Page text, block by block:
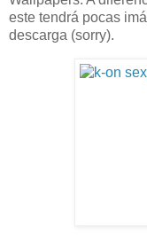
este tendrá pocas
descarga (sorry).